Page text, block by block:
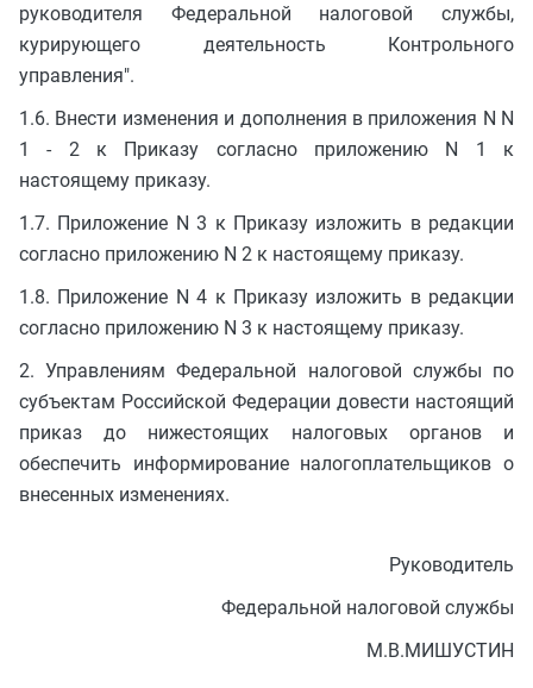
руководителя Федеральной налоговой службы,
курирующего деятельность Контрольного
управления".
1.6. Внести изменения и дополнения в приложения N N
1 - 2 к Приказу согласно приложению N 1 к
настоящему приказу.
1.7. Приложение N 3 к Приказу изложить в редакции
согласно приложению N 2 к настоящему приказу.
1.8. Приложение N 4 к Приказу изложить в редакции
согласно приложению N 3 к настоящему приказу.
2. Управлениям Федеральной налоговой службы по
субъектам Российской Федерации довести настоящий
приказ до нижестоящих налоговых органов и
обеспечить информирование налогоплательщиков о
внесенных изменениях.
Руководитель
Федеральной налоговой службы
М.В.МИШУСТИН